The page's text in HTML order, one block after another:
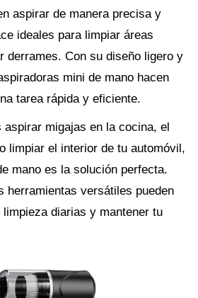
aspirar de manera precisa y
ideales para limpiar áreas
derrames. Con su diseño ligero y
mini de mano hacen
tarea rápida y eficiente.
aspirar migajas en la cocina, el
limpiar el interior de tu automóvil,
mano es la solución perfecta.
herramientas versátiles pueden
diarias y mantener tu